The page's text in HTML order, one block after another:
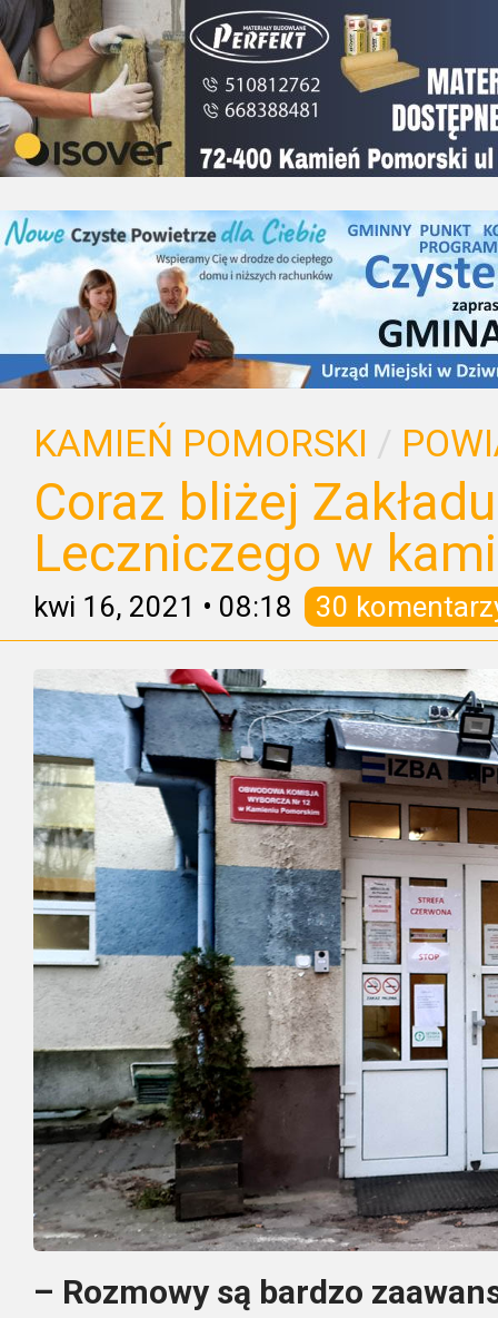
KAMIEŃ POMORSKI /
Coraz bliżej
Leczniczego w
kwi 16, 2021 • 08:18 30
– Rozmowy są bardzo